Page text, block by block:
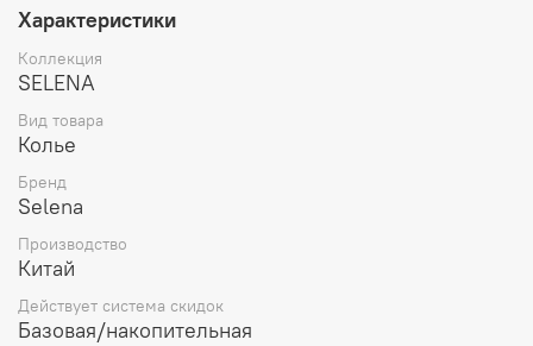
Характеристики
Коллекция
SELENA
Вид товара
Колье
Бренд
Selena
Производство
Китай
Действует система скидок
Базовая/накопительная